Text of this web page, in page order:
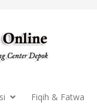
Fiqih & Fatwa